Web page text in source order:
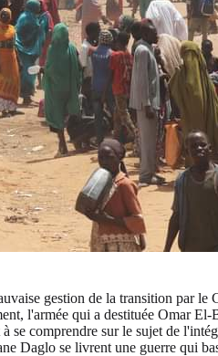
gestion de la transition par
l'armée qui a destituée Omar
comprendre sur le sujet de
Daglo se livrent une guerre qui